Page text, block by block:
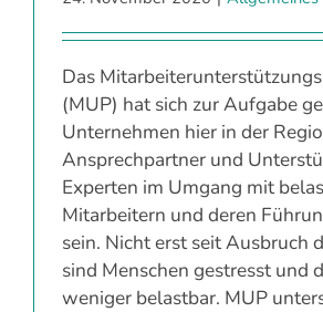
Das
(MUP) hat sich zur Aufgabe
Unternehmen hier in der
Ansprechpartner und
Experten im Umgang mit
Mitarbeitern und deren
sein. Nicht erst seit Ausbruch
sind Menschen gestresst und
weniger belastbar. MUP